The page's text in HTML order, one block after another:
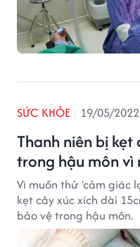
Thanh niên bị
trong hậu môn
SỨC KHỎE 19/05/
Vì muốn thử 'cảm giác
kẹt cây xúc xích dài
bảo vệ trong hậu môn.